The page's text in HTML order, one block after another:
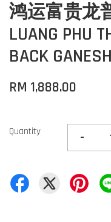
鸿运富贵龙
LUANG PHU
BACK
RM 1,888.00
Quantity -